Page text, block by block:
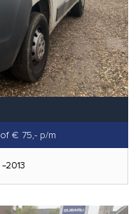
of € 75,- p/m
2013